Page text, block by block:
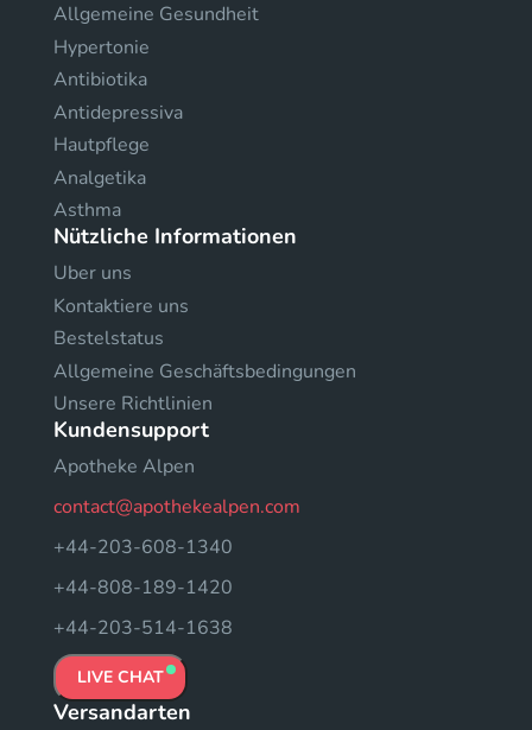
Allgemeine Gesundheit
Hypertonie
Antibiotika
Antidepressiva
Hautpflege
Analgetika
Asthma
Nützliche Informationen
Uber uns
Kontaktiere uns
Bestelstatus
Allgemeine Geschäftsbedingungen
Unsere Richtlinien
Kundensupport
Apotheke Alpen
contact@apothekealpen.com
+44-203-608-1340
+44-808-189-1420
+44-203-514-1638
LIVE CHAT
Versandarten